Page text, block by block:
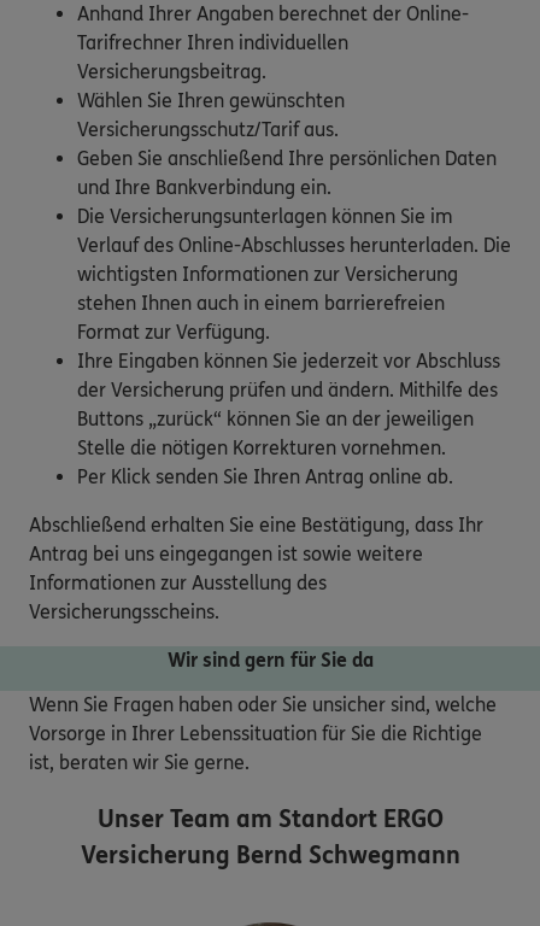
Anhand Ihrer Angaben berechnet der Online-
Tarifrechner Ihren individuellen
Versicherungsbeitrag.
Wählen Sie Ihren gewünschten
Versicherungsschutz/Tarif aus.
Geben Sie anschließend Ihre persönlichen Daten
und Ihre Bankverbindung ein.
Die Versicherungsunterlagen können Sie im
Verlauf des Online-Abschlusses herunterladen. Die
wichtigsten Informationen zur Versicherung
stehen Ihnen auch in einem barrierefreien
Format zur Verfügung.
Ihre Eingaben können Sie jederzeit vor Abschluss
der Versicherung prüfen und ändern. Mithilfe des
Buttons „zurück“ können Sie an der jeweiligen
Stelle die nötigen Korrekturen vornehmen.
Per Klick senden Sie Ihren Antrag online ab.
Abschließend erhalten Sie eine Bestätigung, dass Ihr
Antrag bei uns eingegangen ist sowie weitere
Informationen zur Ausstellung des
Versicherungsscheins.
Wir sind gern für Sie da
Wenn Sie Fragen haben oder Sie unsicher sind, welche
Vorsorge in Ihrer Lebenssituation für Sie die Richtige
ist, beraten wir Sie gerne.
Unser Team am StandortERGO
Versicherung Bernd Schwegmann